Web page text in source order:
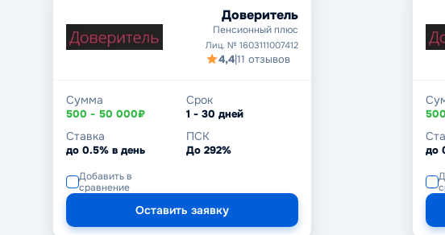
Доверитель
Пенсионный плюс
Лиц. № 1603111007412
4,4|11 отзывов
Сумма
500 - 50 000₽
Срок
1 - 30 дней
Ставка
до 0.5% в день
ПСК
До 292%
Добавить в
сравнение
Оставить заявку
до